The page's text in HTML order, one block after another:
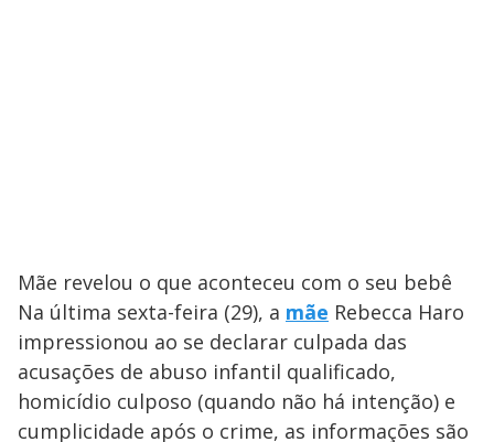
Mãe revelou o que aconteceu com o seu bebê
Na última sexta-feira (29), a mãe Rebecca Haro
impressionou ao se declarar culpada das
acusações de abuso infantil qualificado,
homicídio culposo (quando não há intenção) e
cumplicidade após o crime, as informações são